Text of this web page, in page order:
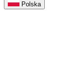
Polska